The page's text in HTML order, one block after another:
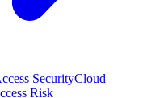
SecurityCloud
Risk